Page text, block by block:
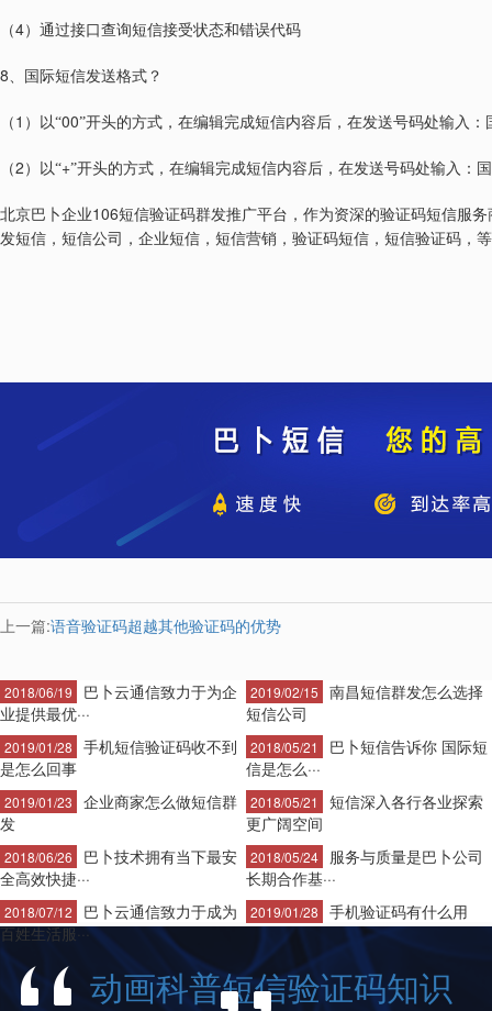
（4）通过接口查询短信接受状态和错误代码
8、国际短信发送格式？
（ 1 ）以“00”开头的方式，在编辑完成短信内容后，在发送号码处输入：
（2 ）以“+”开头的方式，在编辑完成短信内容后，在发送号码处输入：
北京巴卜企业106短信验证码群发推广平台，作为资深的验证码短信服
发短信，短信公司，企业短信，短信营销，验证码短信，短信验证码，
上一篇:语音验证码超越其他验证码的优势
2018/06/19
巴卜云通信致力于为企
业提供最优···
2019/01/28
手机短信验证码收不到
是怎么回事
2019/01/23
企业商家怎么做短信群
发
2018/06/26
巴卜技术拥有当下最安
全高效快捷···
2018/07/12
巴卜云通信致力于成为
百姓生活服···
2019/02/15
南昌短信群发怎么选择
短信公司
2018/05/21
巴卜短信告诉你 国际短
信是怎么···
2018/05/21
短信深入各行各业探索
更广阔空间
2018/05/24
服务与质量是巴卜公司
长期合作基···
2019/01/28 手机验证码有什么用
动画科普短信验证码知识